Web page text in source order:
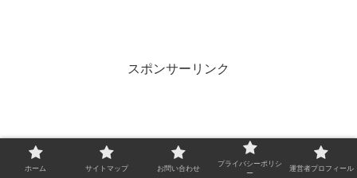
スポンサーリンク
ホーム サイトマップ お問い合わせ
プライバシーポリシ
ー
運営者プロフィール